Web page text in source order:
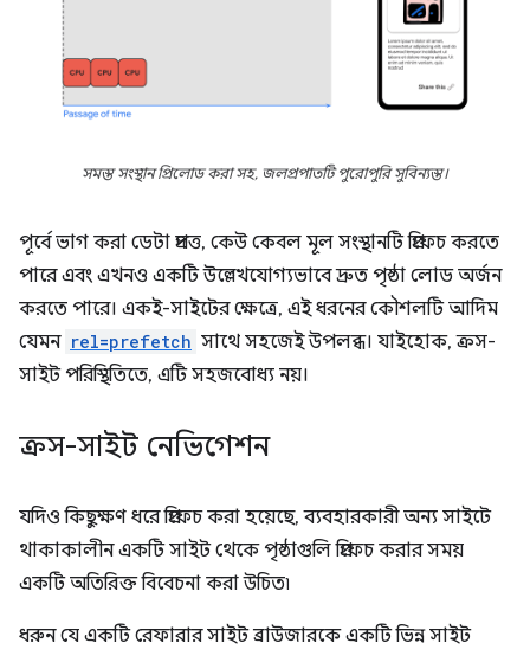
সমস্ত সংস্থান প্রিলোড করা সহ, জলপ্রপাতটি পুরোপুরি সুবিন্যস্ত।
পূর্বে ভাগ করা ডেটা প্রদত্ত, কেউ কেবল মূল সংস্থানটি প্রিফেচ করতে
পারে এবং এখনও একটি উল্লেখযোগ্যভাবে দ্রুত পৃষ্ঠা লোড অর্জন
করতে পারে। একই-সাইটের ক্ষেত্রে, এই ধরনের কৌশলটি আদিম
যেমন rel=prefetch সাথে সহজেই উপলব্ধ। যাইহোক, ক্রস-
সাইট পরিস্থিতিতে, এটি সহজবোধ্য নয়।
ক্রস-সাইট নেভিগেশন
যদিও কিছুক্ষণ ধরে প্রিফেচ করা হয়েছে, ব্যবহারকারী অন্য সাইটে
থাকাকালীন একটি সাইট থেকে পৃষ্ঠাগুলি প্রিফেচ করার সময়
একটি অতিরিক্ত বিবেচনা করা উচিত৷
ধরুন যে একটি রেফারার সাইট ব্রাউজারকে একটি ভিন্ন সাইট